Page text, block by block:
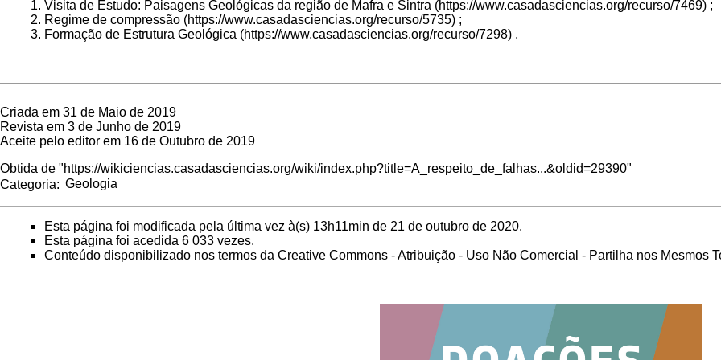
Visita de Estudo: Paisagens Geológicas da região de Mafra e Sintra
;
Regime de compressão
;
Formação de Estrutura Geológica
.
Criada em 31 de Maio de 2019
Revista em 3 de Junho de 2019
Aceite pelo editor em 16 de Outubro de 2019
Obtida de "https://wikiciencias.casadasciencias.org/wiki/index.php?title=A_respeito_de_falhas...&oldid=29390"
Categoria: Geologia
Esta página foi modificada pela última vez à(s) 13h11min de 21 de outubro de 2020.
Esta página foi acedida 6 033 vezes.
Conteúdo disponibilizado nos termos da Creative Commons - Atribuição - Uso Não Comercial - Partilha nos Mesmos